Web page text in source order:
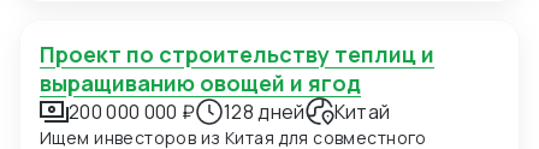
и поиск подходящих фабрик. Конкретно сейчас нас
интересуют позиции: 1. Вешалки пластиковые для
мужских костюмов с возможностью нанесения
логотипа (брендирование). Сегмент —
Проект по строительству теплиц и
выращиванию овощей и ягод
200 000 000 ₽ 128 дней Китай
Ищем инвесторов из Китая для совместного